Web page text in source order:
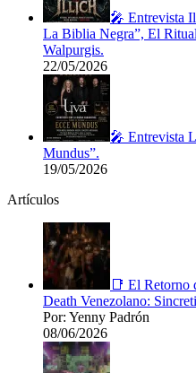
🎤 Entrevista
La Biblia Negra”, El
Walpurgis.
22/05/2026
🎤 Entrevista
Mundus”.
19/05/2026
Artículos
📑 El Retorno
Death Venezolano:
Por: Yenny Padrón
08/06/2026